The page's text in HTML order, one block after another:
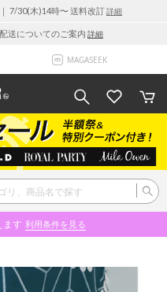
｜ 7/30(木)14時〜 送料改訂詳細
送についてのご案内 詳細
MAGASEEK
ます 利用条件を見る